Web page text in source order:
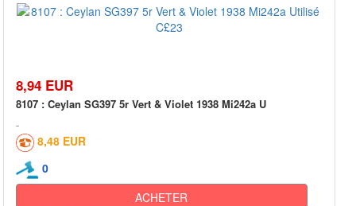
8,94 EUR
8107 : Ceylan SG397 5r Vert & Violet 1938 Mi242a U
8,48 EUR
0
ACHETER